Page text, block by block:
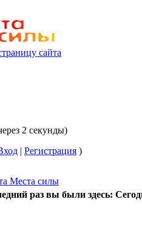
сайта
2 секунды)
| Регистрация )
Места силы
раз вы были здесь: